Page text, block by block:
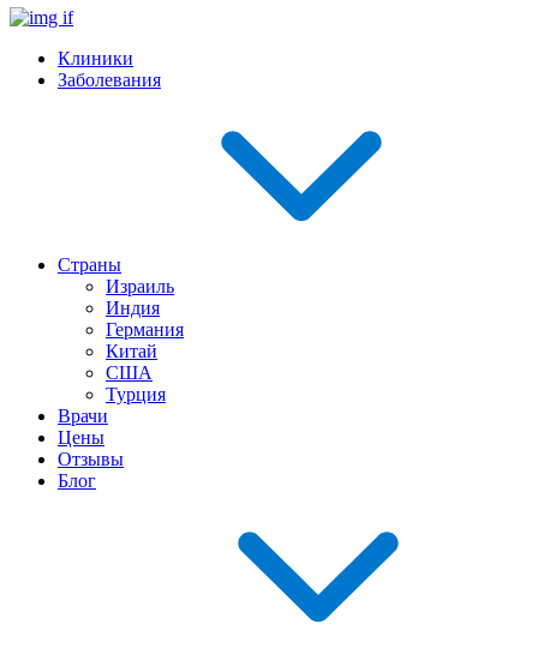
Клиники
Заболевания
Страны
Израиль
Индия
Германия
Китай
США
Турция
Врачи
Цены
Отзывы
Блог